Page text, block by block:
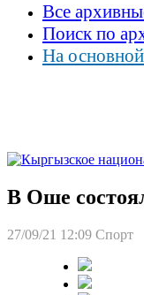
Все
Поиск по
На
В Оше
27/09/21 12:09 Спорт